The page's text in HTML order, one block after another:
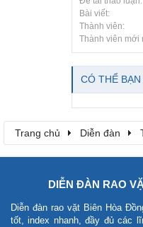
Bài viết:
Thành viên:
Thành viên mới
CÓ THỂ
Trang chủ Diễn đàn
DIỄN ĐÀN RAO
Diễn đàn rao vặt Biên Hòa
tốt, index nhanh, đầy đủ các